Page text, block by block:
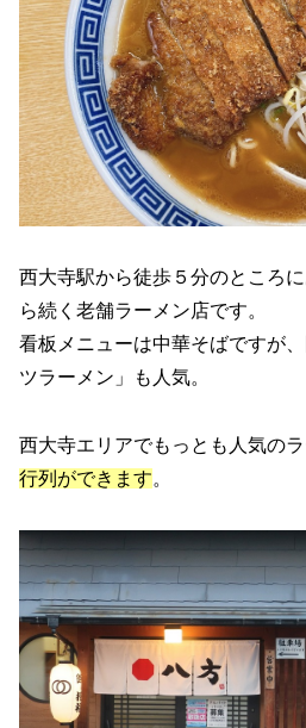
西大寺駅から徒歩５分のところに
ら続く老舗ラーメン店です。
看板メニューは中華そばですが
ツラーメン」も人気。
西大寺エリアでもっとも人気の
行列ができます。